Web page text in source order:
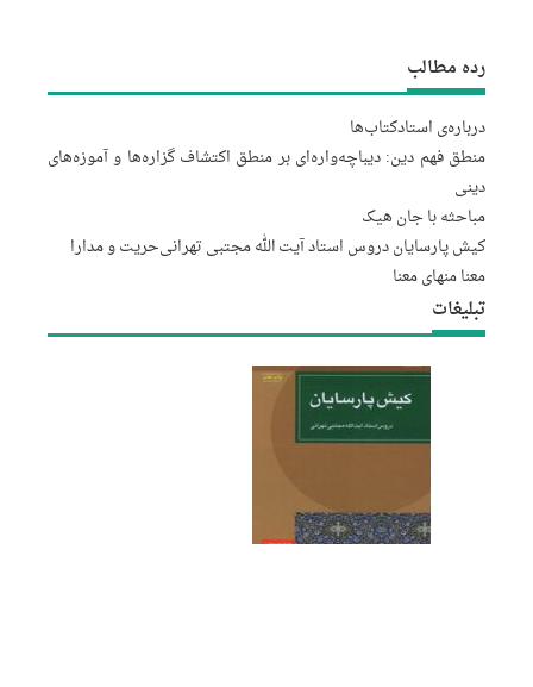
رده مطالب
درباره‌‌ی استادکتاب‌ها
منطق فهم دین: دیباچه‌واره‌ای بر منطق اکتشاف گزاره‌ها و آموزه‌های
دینی
مباحثه با جان هیک
کیش پارسایان دروس استاد آیت الله مجتبى تهرانىحریت و مدارا
معنا منهای معنا
تبلیغات